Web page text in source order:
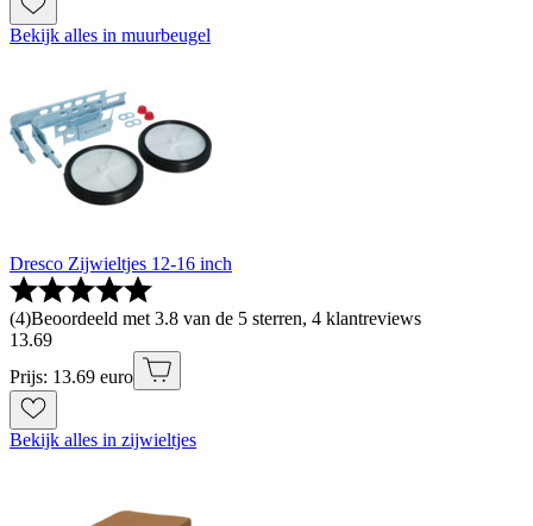
Bekijk alles in muurbeugel
Dresco Zijwieltjes 12-16 inch
(4)Beoordeeld met 3.8 van de 5 sterren, 4 klantreviews
13.69
Prijs: 13.69 euro
Bekijk alles in zijwieltjes